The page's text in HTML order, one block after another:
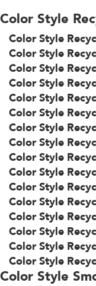
Color Style
Color Style
Color Style
Color Style
Color Style
Color Style
Color Style
Color Style
Color Style
Color Style
Color Style
Color Style
Color Style
Color Style
Color Style
Color Style
Color Style
Color Style